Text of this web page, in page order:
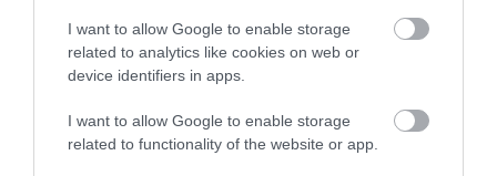
I want to allow Google to enable storage
related to analytics like cookies on web or
device identifiers in apps.
I want to allow Google to enable storage
related to functionality of the website or app.